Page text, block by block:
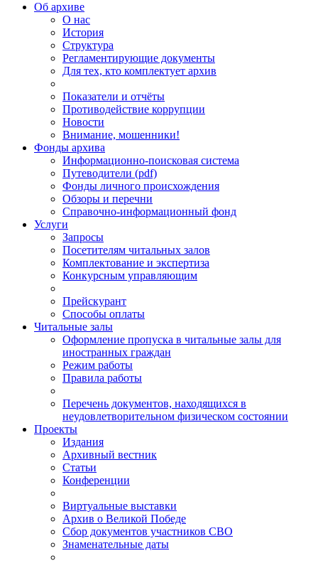
Об архиве
О нас
История
Структура
Регламентирующие документы
Для тех, кто комплектует архив
Показатели и отчёты
Противодействие коррупции
Новости
Внимание, мошенники!
Фонды архива
Информационно-поисковая система
Путеводители (pdf)
Фонды личного происхождения
Обзоры и перечни
Справочно-информационный фонд
Услуги
Запросы
Посетителям читальных залов
Комплектование и экспертиза
Конкурсным управляющим
Прейскурант
Способы оплаты
Читальные залы
Оформление пропуска в читальные залы для
иностранных граждан
Режим работы
Правила работы
Перечень документов, находящихся в
неудовлетворительном физическом состоянии
Проекты
Издания
Архивный вестник
Статьи
Конференции
Виртуальные выставки
Архив о Великой Победе
Сбор документов участников СВО
Знаменательные даты